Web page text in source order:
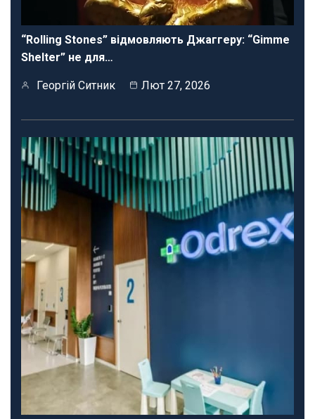
“Rolling Stones” відмовляють Джаггеру: “Gimme
Shelter” не для…
Георгій Ситник Лют 27, 2026